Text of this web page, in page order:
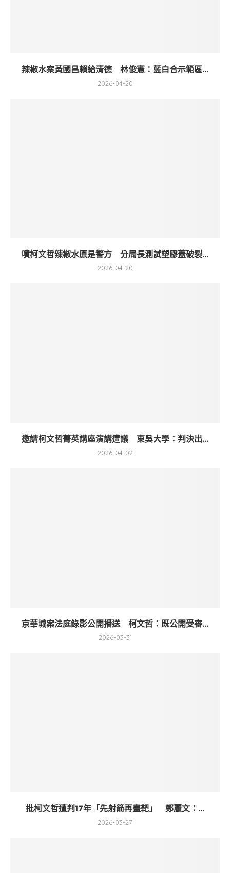
辣椒水案黃國昌賴給清德 林俊憲：藍白合示範區...
2026-04-20
噴柯文哲辣椒水原是警方 分局長測試塑膠蓋破裂...
2026-04-20
邀請柯文哲菁英講座演講遭議 東吳大學：判決出...
2026-04-02
京華城案法庭錄影公開播送 柯文哲：既公開受審...
2026-03-31
批柯文哲遭判17年「先射箭再畫靶」 鄭麗文：...
2026-03-27